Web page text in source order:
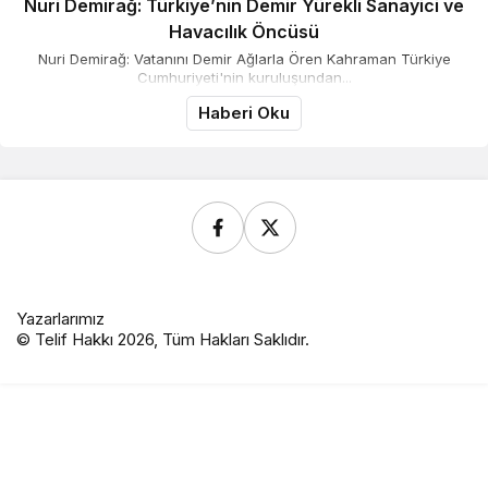
Nuri Demirağ: Türkiye’nin Demir Yürekli Sanayici ve
Havacılık Öncüsü
Nuri Demirağ: Vatanını Demir Ağlarla Ören Kahraman Türkiye
Cumhuriyeti'nin kuruluşundan...
Haberi Oku
Yazarlarımız
© Telif Hakkı 2026, Tüm Hakları Saklıdır.